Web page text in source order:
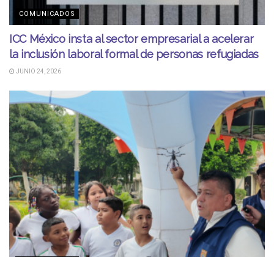
COMUNICADOS
ICC México insta al sector empresarial a acelerar
la inclusión laboral formal de personas refugiadas
JUNIO 24, 2026